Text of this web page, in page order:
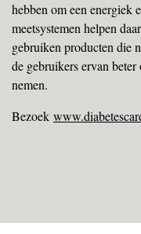
hebben om een energiek
meetsystemen helpen
gebruiken producten die
de gebruikers ervan
nemen.
Bezoek